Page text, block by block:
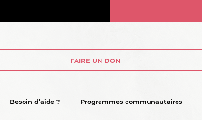
FAIRE UN DON
Besoin d’aide ? Programmes communautaires